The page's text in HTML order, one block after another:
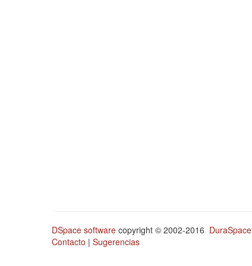
DSpace software copyright © 2002-2016 DuraSpace
Contacto | Sugerencias